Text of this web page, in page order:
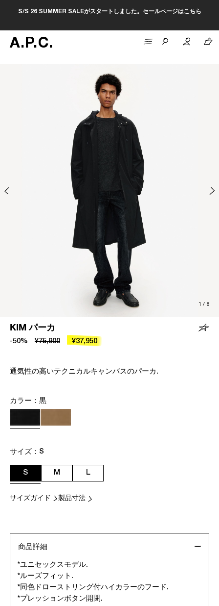
S/S 26 SUMMER SALEがスタートしました。セールページはこちら
A.P.C.
1 / 8
KIM パーカ
-50% ¥75,900 ¥37,950
通気性の高いテクニカルキャンバスのパーカ.
カラー： 黒
サイズ： S
S M L
サイズガイド 製品寸法
商品詳細
*ユニセックスモデル.
*ルーズフィット.
*同色ドローストリング付ハイカラーのフード.
*プレッションボタン開閉.